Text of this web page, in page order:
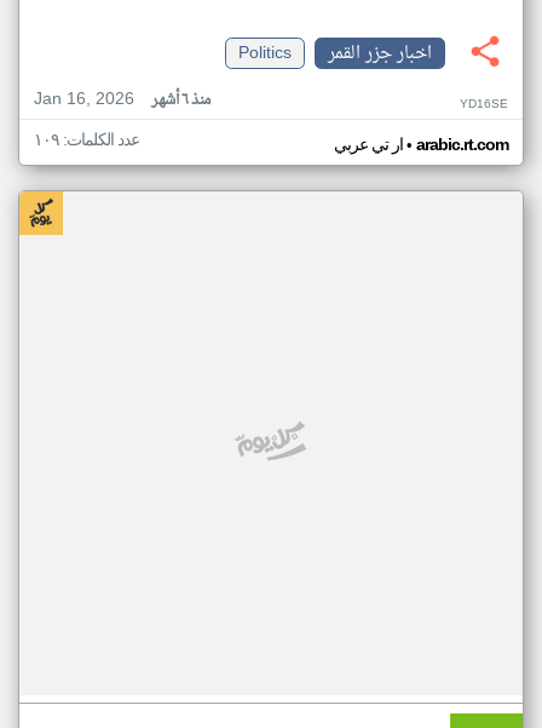
اخبار جزر القمر
Politics
Jan 16, 2026
منذ ٦ أشهر YD16SE
ار تي عربي• arabic.rt.com عدد الكلمات: ١٠٩